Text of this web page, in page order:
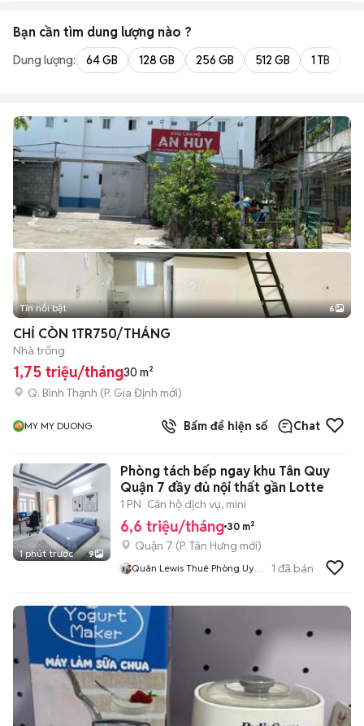
Bạn cần tìm dung lượng nào ?
Dung lượng: 64 GB 128 GB 256 GB 512 GB 1 TB
+2
Tin nổi bật 6
CHỈ CÒN 1TR750/THÁNG
Nhà trống
1,75 triệu/tháng30 m²
Q. Bình Thạnh (P. Gia Định mới)
MY MY DUONG Bấm để hiện số Chat
1 phút trước 9
Phòng tách bếp ngay khu Tân Quy
Quận 7 đầy đủ nội thất gần Lotte
1 PN Căn hộ dịch vụ, mini
6,6 triệu/tháng 30 m²
Quận 7 (P. Tân Hưng mới)
Quân Lewis Thuê Phòng Uy
1 đã bán